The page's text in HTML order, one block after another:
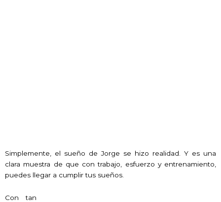
Simplemente, el sueño de Jorge se hizo realidad. Y es una
clara muestra de que con trabajo, esfuerzo y entrenamiento,
puedes llegar a cumplir tus sueños.
Con tan